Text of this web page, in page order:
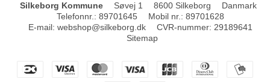
Silkeborg Kommune Søvej 1 8600 Silkeborg
Danmark
Telefonnr. : 89701645 Mobil nr. : 89701628
E-mail: webshop@silkeborg.dk CVR-nummer: 29189641
Sitemap